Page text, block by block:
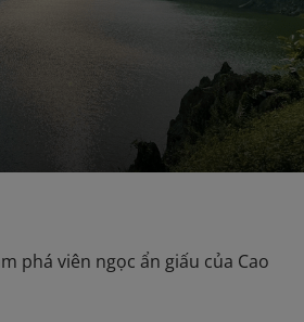
phá viên ngọc ẩn giấu của Cao